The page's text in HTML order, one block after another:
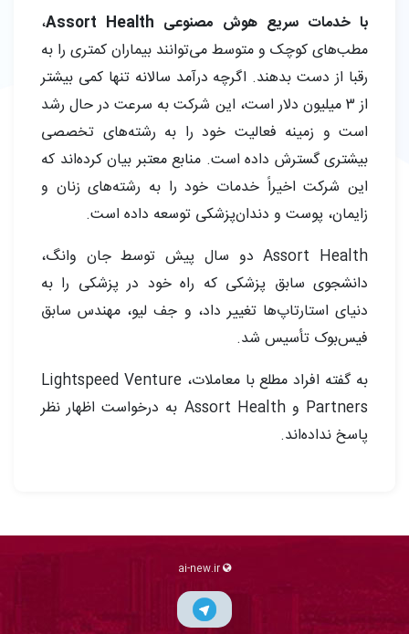
با خدمات سریع هوش مصنوعی Assort Health
،
مطب‌های کوچک و متوسط می‌توانند بیماران کمتری را به
رقبا از دست بدهند. اگرچه درآمد سالانه تنها کمی بیشتر
از 3 میلیون دلار است، این شرکت به سرعت در حال رشد
است و زمینه فعالیت خود را به رشته‌های تخصصی
بیشتری گسترش داده است. منابع معتبر بیان کرده‌اند که
این شرکت اخیراً خدمات خود را به رشته‌های زنان و
زایمان، پوست و دندان‌پزشکی توسعه داده است.
Assort Health دو سال پیش توسط جان وانگ،
دانشجوی سابق پزشکی که راه خود در پزشکی را به
دنیای استارتاپ‌ها تغییر داد، و جف لیو، مهندس سابق
فیس‌بوک تأسیس شد.
به گفته افراد مطلع با معاملات، Lightspeed Venture
Partners و Assort Health به درخواست اظهار نظر
پاسخ نداده‌اند.